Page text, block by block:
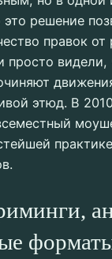
решение
правок
просто видели,
этюд. В
практике